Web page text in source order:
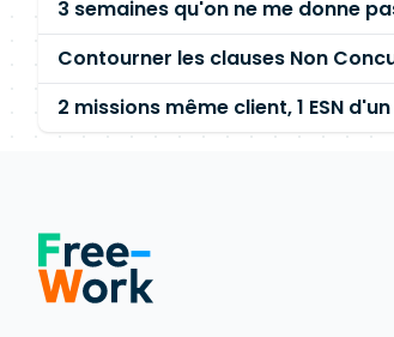
3 semaines qu'on ne me donne
Contourner les clauses Non
2 missions même client, 1 ESN